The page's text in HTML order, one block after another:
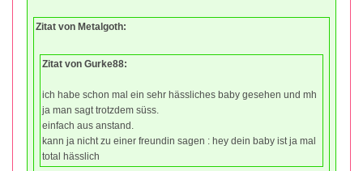
Zitat von Metalgoth:
Zitat von Gurke88:
ich habe schon mal ein sehr hässliches baby gesehen und mh
ja man sagt trotzdem süss.
einfach aus anstand.
kann ja nicht zu einer freundin sagen : hey dein baby ist ja mal
total hässlich